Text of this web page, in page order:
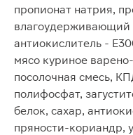
пропионат натрия,
влагоудерживающий
антиокислитель -
мясо куриное
посолочная смесь,
полифосфат,
белок, сахар,
пряности-кориандр,